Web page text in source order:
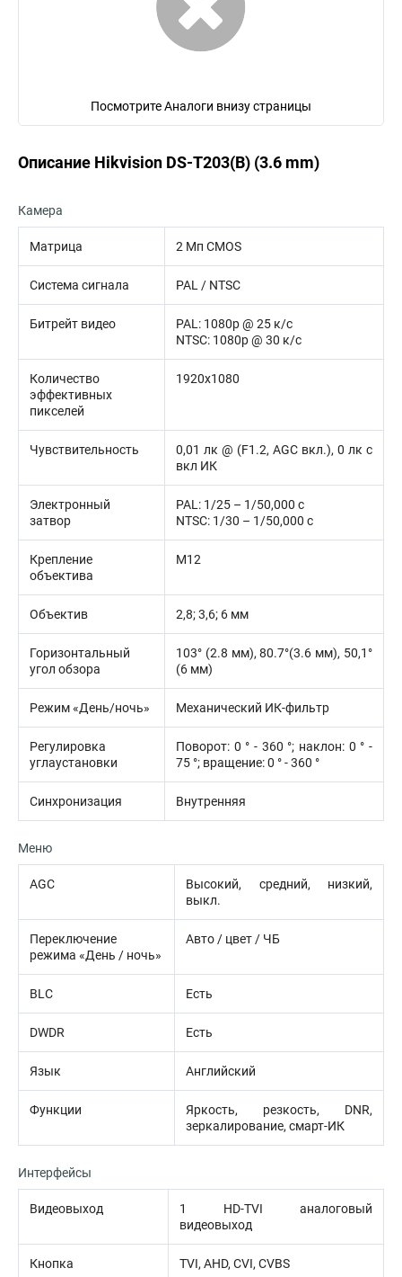
Посмотрите Аналоги внизу страницы
Описание Hikvision DS-T203(B) (3.6 mm)
Камера
Матрица 2 Мп CMOS
Система сигнала PAL / NTSC
Битрейт видео
PAL: 1080p @ 25 к/с
NTSC: 1080p @ 30 к/с
Количество
эффективных
пикселей
1920х1080
Чувствительность
0,01 лк @ (F1.2, AGC вкл.), 0 лк с
вкл ИК
Электронный
затвор
PAL: 1/25 – 1/50,000 с
NTSC: 1/30 – 1/50,000 с
Крепление
объектива
М12
Объектив 2,8; 3,6; 6 мм
Горизонтальный
угол обзора
103° (2.8 мм), 80.7°(3.6 мм), 50,1°
(6 мм)
Режим «День/ночь» Механический ИК-фильтр
Регулировка
углаустановки
Поворот: 0 ° - 360 °; наклон: 0 ° -
75 °; вращение: 0 ° - 360 °
Синхронизация Внутренняя
Меню
AGC
Высокий, средний, низкий,
выкл.
Переключение
режима «День / ночь»
Авто / цвет / ЧБ
BLC Есть
DWDR Есть
Язык Английский
Функции
Яркость, резкость, DNR,
зеркалирование, смарт-ИК
Интерфейсы
Видеовыход
1 HD-TVI аналоговый
видеовыход
Кнопка
TVI, AHD, CVI, CVBS